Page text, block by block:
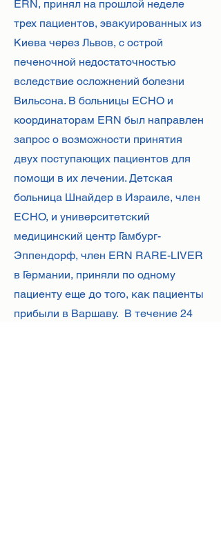
ERN, принял на прошлой неделе
трех пациентов, эвакуированных из
Киева через Львов, с острой
печеночной недостаточностью
вследствие осложнений болезни
Вильсона. В больницы ECHO и
координаторам ERN был направлен
запрос о возможности принятия
двух поступающих пациентов для
помощи в их лечении. Детская
больница Шнайдер в Израиле, член
ECHO, и университетский
медицинский центр Гамбург-
Эппендорф, член ERN RARE-LIVER
в Германии, приняли по одному
пациенту еще до того, как пациенты
прибыли в Варшаву. В течение 24